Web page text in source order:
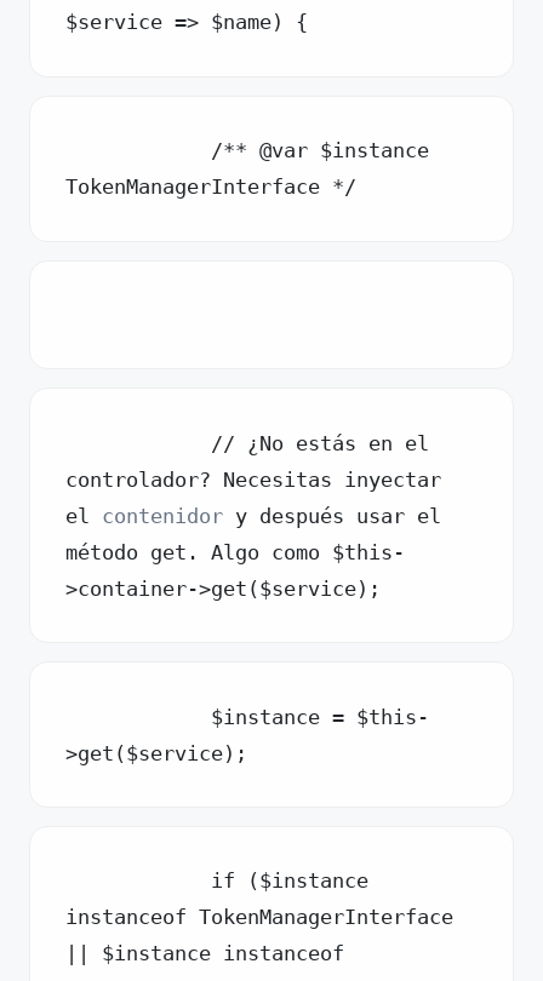
$service => $name) {
/** @var $instance
TokenManagerInterface */
// ¿No estás en el
controlador? Necesitas inyectar
el contenidor y después usar el
método get. Algo como $this-
>container->get($service);
$instance = $this-
>get($service);
if ($instance
instanceof TokenManagerInterface
|| $instance instanceof